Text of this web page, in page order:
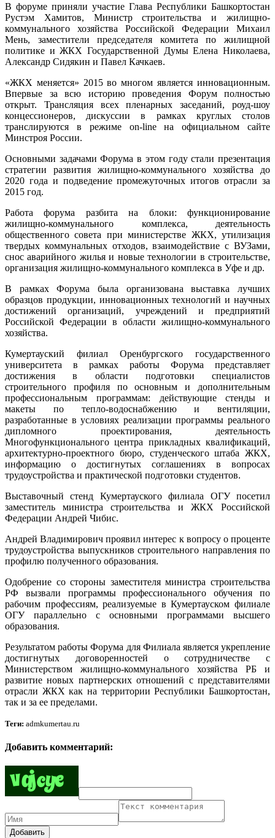
В форуме приняли участие Глава Республики Башкортостан
Рустэм Хамитов, Министр строительства и жилищно-
коммунального хозяйства Российской Федерации Михаил
Мень, заместители председателя комитета по жилищной
политике и ЖКХ Государственной Думы Елена Николаева,
Александр Сидякин и Павел Качкаев.
«ЖКХ меняется» 2015 во многом является инновационным.
Впервые за всю историю проведения Форум полностью
открыт. Трансляция всех пленарных заседаний, роуд-шоу
концессионеров, дискуссии в рамках круглых столов
транслируются в режиме on-line на официальном сайте
Минстроя России.
Основными задачами Форума в этом году стали презентация
стратегии развития жилищно-коммунального хозяйства до
2020 года и подведение промежуточных итогов отрасли за
2015 год.
Работа форума разбита на блоки: функционирование
жилищно-коммунального комплекса, деятельность
общественного совета при министерстве ЖКХ, утилизация
твердых коммунальных отходов, взаимодействие с ВУЗами,
снос аварийного жилья и новые технологии в строительстве,
организация жилищно-коммунального комплекса в Уфе и др.
В рамках Форума была организована выставка лучших
образцов продукции, инновационных технологий и научных
достижений организаций, учреждений и предприятий
Российской Федерации в области жилищно-коммунального
хозяйства.
Кумертауский филиал Оренбургского государственного
университета в рамках работы Форума представляет
достижения в области подготовки специалистов
строительного профиля по основным и дополнительным
профессиональным программам: действующие стенды и
макеты по тепло-водоснабжению и вентиляции,
разработанные в условиях реализации программы реального
дипломного проектирования, деятельность
Многофункционального центра прикладных квалификаций,
архитектурно-проектного бюро, студенческого штаба ЖКХ,
информацию о достигнутых соглашениях в вопросах
трудоустройства и практической подготовки студентов.
Выставочный стенд Кумертауского филиала ОГУ посетил
заместитель министра строительства и ЖКХ Российской
Федерации Андрей Чибис.
Андрей Владимирович проявил интерес к вопросу о проценте
трудоустройства выпускников строительного направления по
профилю полученного образования.
Одобрение со стороны заместителя министра строительства
РФ вызвали программы профессионального обучения по
рабочим профессиям, реализуемые в Кумертауском филиале
ОГУ параллельно с основными программами высшего
образования.
Результатом работы Форума для Филиала является укрепление
достигнутых договоренностей о сотрудничестве с
Министерством жилищно-коммунального хозяйства РБ и
развитие новых партнерских отношений с представителями
отрасли ЖКХ как на территории Республики Башкортостан,
так и за ее пределами.
Теги: admkumertau.ru
Добавить комментарий:
Добавить